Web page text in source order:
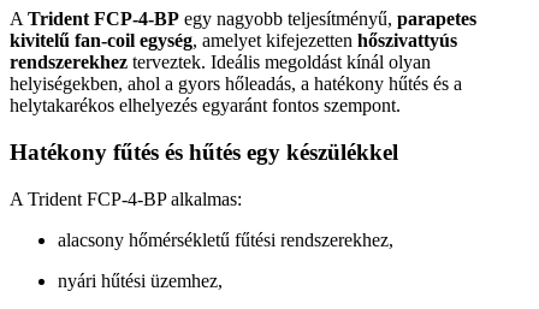
A Trident FCP-4-BP egy nagyobb teljesítményű, parapetes
kivitelű fan-coil egység, amelyet kifejezetten hőszivattyús
rendszerekhez terveztek. Ideális megoldást kínál olyan
helyiségekben, ahol a gyors hőleadás, a hatékony hűtés és a
helytakarékos elhelyezés egyaránt fontos szempont.
Hatékony fűtés és hűtés egy készülékkel
A Trident FCP-4-BP alkalmas:
alacsony hőmérsékletű fűtési rendszerekhez,
nyári hűtési üzemhez,